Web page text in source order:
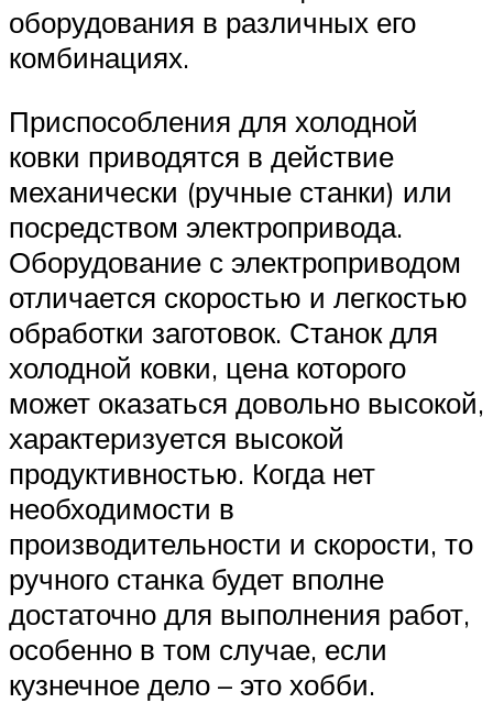
оборудования в различных его
комбинациях.
Приспособления для холодной
ковки приводятся в действие
механически (ручные станки) или
посредством электропривода.
Оборудование с электроприводом
отличается скоростью и легкостью
обработки заготовок. Станок для
холодной ковки, цена которого
может оказаться довольно высокой,
характеризуется высокой
продуктивностью. Когда нет
необходимости в
производительности и скорости, то
ручного станка будет вполне
достаточно для выполнения работ,
особенно в том случае, если
кузнечное дело – это хобби.